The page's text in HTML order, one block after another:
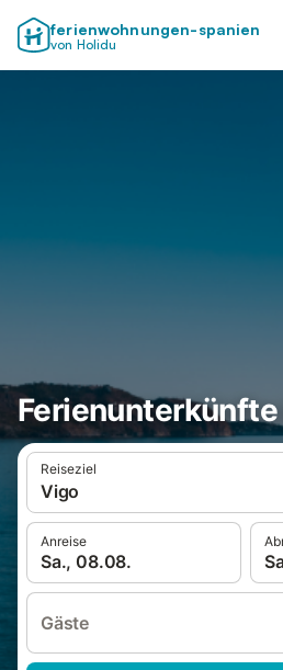
ferienwohnungen-spanien
von Holidu
Reiseziel
Vigo
Anreise
Sa., 08.08.
Gäste